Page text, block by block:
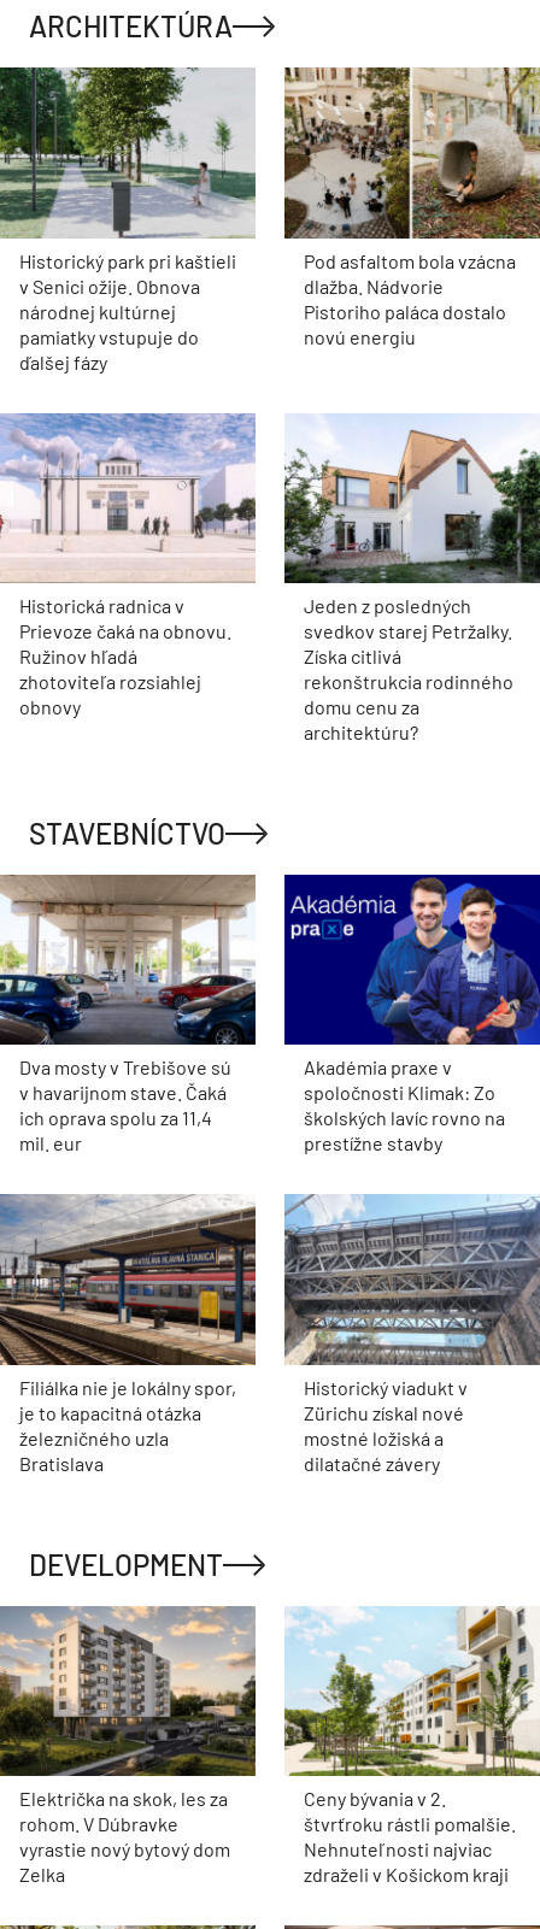
ARCHITEKTÚRA
Historický park pri kaštieli
v Senici ožije. Obnova
národnej kultúrnej
pamiatky vstupuje do
ďalšej fázy
Pod asfaltom bola vzácna
dlažba. Nádvorie
Pistoriho paláca dostalo
novú energiu
Historická radnica v
Prievoze čaká na obnovu.
Ružinov hľadá
zhotoviteľa rozsiahlej
obnovy
Jeden z posledných
svedkov starej Petržalky.
Získa citlivá
rekonštrukcia rodinného
domu cenu za
architektúru?
STAVEBNÍCTVO
Dva mosty v Trebišove sú
v havarijnom stave. Čaká
ich oprava spolu za 11,4
mil. eur
Akadémia praxe v
spoločnosti Klimak: Zo
školských lavíc rovno na
prestížne stavby
Filiálka nie je lokálny spor,
je to kapacitná otázka
železničného uzla
Bratislava
Historický viadukt v
Zürichu získal nové
mostné ložiská a
dilatačné závery
DEVELOPMENT
Električka na skok, les za
rohom. V Dúbravke
vyrastie nový bytový dom
Zelka
Ceny bývania v 2.
štvrťroku rástli pomalšie.
Nehnuteľnosti najviac
zdraželi v Košickom kraji